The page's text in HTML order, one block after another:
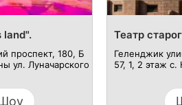
land".
проспект, 180, Б​
ул. Луначарского
Театр
Геленджик
57, ​1, 2 этаж с.